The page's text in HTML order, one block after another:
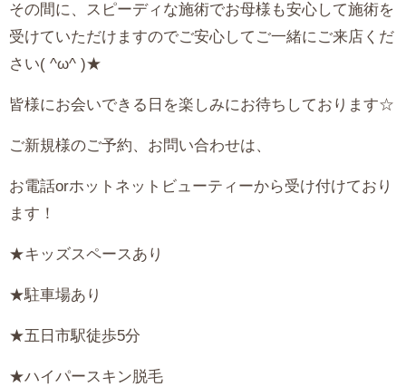
その間に、スピーディな施術でお母様も安心して施術を
受けていただけますのでご安心してご一緒にご来店くだ
さい( ^ω^ )★
皆様にお会いできる日を楽しみにお待ちしております☆
ご新規様のご予約、お問い合わせは、
お電話orホットネットビューティーから受け付けており
ます！
★キッズスペースあり
★駐車場あり
★五日市駅徒歩5分
★ハイパースキン脱毛